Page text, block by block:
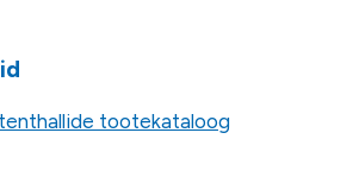
tootekataloog